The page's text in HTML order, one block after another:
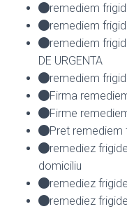
remediem
remediem
remediem
DE URGENTA
remediem
Firma
Firme
Pret remediem
remediez
domiciliu
remediez
remediez